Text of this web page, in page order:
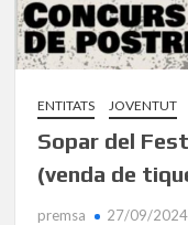
ENTITATS JOVENTUT
Sopar del
(venda de
premsa 27/09/2024